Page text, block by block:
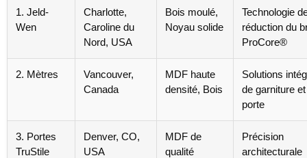
1. Jeld-
Wen
Charlotte,
Caroline du
Nord, USA
Bois moulé,
Noyau solide
Technologie
réduction du
ProCore®
2. Mètres
Vancouver,
Canada
MDF haute
densité, Bois
Solutions
de garniture
porte
3. Portes
TruStile
Denver, CO,
USA
MDF de
qualité
Précision
architecturale